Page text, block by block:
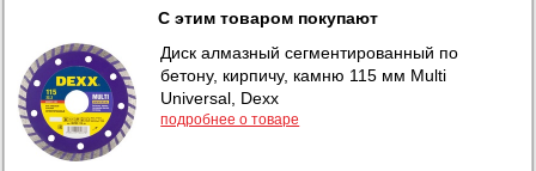
С этим товаром покупают
Диск алмазный сегментированный по
бетону, кирпичу, камню 115 мм Multi
Universal, Dexx
подробнее о товаре